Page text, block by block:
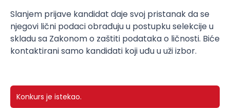
Slanjem prijave kandidat daje svoj pristanak da se
njegovi lični podaci obrađuju u postupku selekcije u
skladu sa Zakonom o zaštiti podataka o ličnosti. Biće
kontaktirani samo kandidati koji uđu u uži izbor.
Konkurs je istekao.